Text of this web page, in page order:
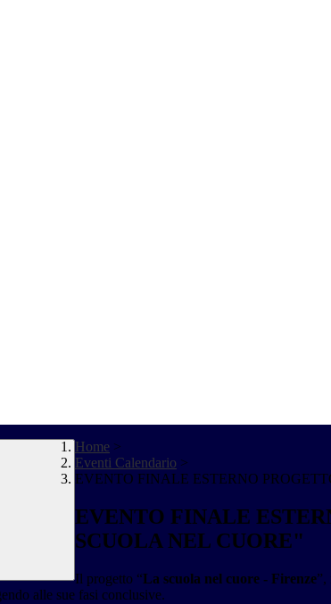
Home >
Eventi Calendario >
EVENTO FINALE ESTERNO
EVENTO FINALE
SCUOLA NEL CUORE"
Il progetto “La scuola nel cuore - Firenze”,
alle sue fasi conclusive.